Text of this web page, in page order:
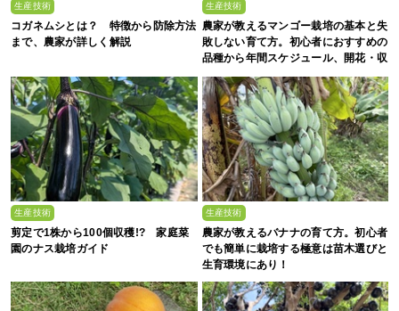
生産技術
コガネムシとは？ 特徴から防除方法
まで、農家が詳しく解説
生産技術
農家が教えるマンゴー栽培の基本と失
敗しない育て方。初心者におすすめの
品種から年間スケジュール、開花・収
穫のコツまで徹底解説
生産技術
剪定で1株から100個収穫!? 家庭菜
園のナス栽培ガイド
生産技術
農家が教えるバナナの育て方。初心者
でも簡単に栽培する極意は苗木選びと
生育環境にあり！